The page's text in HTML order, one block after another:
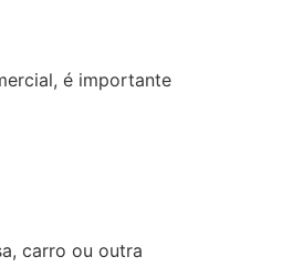
é importante
carro ou outra